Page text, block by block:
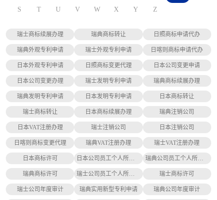
S
T U V W X Y Z
瑞士商标续展办理 瑞典商标转让 日照商标申请代办
瑞典外观专利申请 瑞士外观专利申请 日喀则商标申请代办
日本外观专利申请 日照商标变更代理 日本公司变更申请
日本公司变更办理 瑞士发明专利申请 瑞典商标续展办理
瑞典发明专利申请 日本发明专利申请 日本商标转让
瑞士商标转让 日本商标续展办理 瑞典注销公司
日本VAT注册办理 瑞士注销公司 日本注销公司
日喀则商标变更代理 瑞典VAT注册办理 瑞士VAT注册办理
日本商标许可 日本公司员工个人所得税缴纳 瑞典公司员工个人所得税缴纳
瑞典商标许可 瑞士公司员工个人所得税缴纳 瑞士商标许可
瑞士公司年度审计 瑞典实用新型专利申请 瑞典公司年度审计